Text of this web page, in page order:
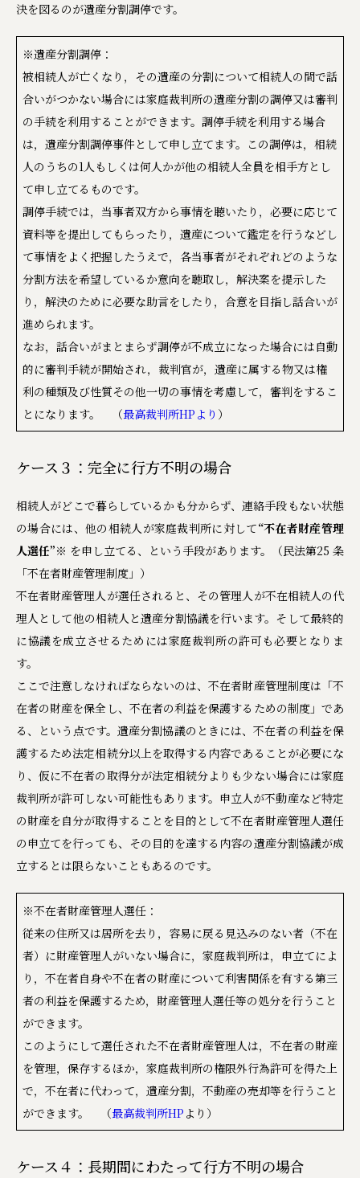
決を図るのが遺産分割調停です。
※遺産分割調停：
被相続人が亡くなり，その遺産の分割について相続人の間で話
合いがつかない場合には家庭裁判所の遺産分割の調停又は審判
の手続を利用することができます。調停手続を利用する場合
は，遺産分割調停事件として申し立てます。この調停は，相続
人のうちの1人もしくは何人かが他の相続人全員を相手方とし
て申し立てるものです。
調停手続では，当事者双方から事情を聴いたり，必要に応じて
資料等を提出してもらったり，遺産について鑑定を行うなどし
て事情をよく把握したうえで，各当事者がそれぞれどのような
分割方法を希望しているか意向を聴取し，解決案を提示した
り，解決のために必要な助言をしたり，合意を目指し話合いが
進められます。
なお，話合いがまとまらず調停が不成立になった場合には自動
的に審判手続が開始され，裁判官が，遺産に属する物又は権
利の種類及び性質その他一切の事情を考慮して，審判をするこ
とになります。 （最高裁判所HPより ）
ケース３：完全に行方不明の場合
相続人がどこで暮らしているかも分からず、連絡手段もない状態
の場合には、他の相続人が家庭裁判所に対して“不在者財産管理
人選任”※ を申し立てる、という手段があります。（民法第25 条
「不在者財産管理制度」）
不在者財産管理人が選任されると、その管理人が不在相続人の代
理人として他の相続人と遺産分割協議を行います。そして最終的
に協議を成立させるためには家庭裁判所の許可も必要となりま
す。
ここで注意しなければならないのは、不在者財産管理制度は「不
在者の財産を保全し、不在者の利益を保護するための制度」であ
る、という点です。遺産分割協議のときには、不在者の利益を保
護するため法定相続分以上を取得する内容であることが必要にな
り、仮に不在者の取得分が法定相続分よりも少ない場合には家庭
裁判所が許可しない可能性もあります。申立人が不動産など特定
の財産を自分が取得することを目的として不在者財産管理人選任
の申立てを行っても、その目的を達する内容の遺産分割協議が成
立するとは限らないこともあるのです。
※不在者財産管理人選任：
従来の住所又は居所を去り，容易に戻る見込みのない者（不在
者）に財産管理人がいない場合に，家庭裁判所は，申立てによ
り，不在者自身や不在者の財産について利害関係を有する第三
者の利益を保護するため，財産管理人選任等の処分を行うこと
ができます。
このようにして選任された不在者財産管理人は，不在者の財産
を管理，保存するほか，家庭裁判所の権限外行為許可を得た上
で，不在者に代わって，遺産分割，不動産の売却等を行うこと
ができます。 （最高裁判所HP より）
ケース４：長期間にわたって行方不明の場合